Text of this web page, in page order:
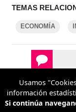
TEMAS
ECONOMÍA
Usamos
información
Si continúa